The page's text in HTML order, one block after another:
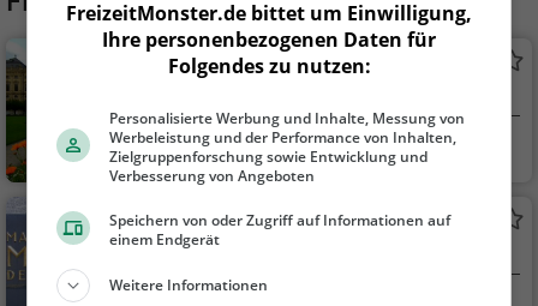
Residenz Würzburg
Würzburg
Familie & Kinder,
Martin von Wagner Museum
Museum in Würzburg
FreizeitMonster.de bittet um Einwilligung,
Ihre personenbezogenen Daten für
Folgendes zu nutzen:
Personalisierte Werbung und Inhalte, Messung von
Werbeleistung und der Performance von Inhalten,
Zielgruppenforschung sowie Entwicklung und
Verbesserung von Angeboten
Speichern von oder Zugriff auf Informationen auf
einem Endgerät
Weitere Informationen